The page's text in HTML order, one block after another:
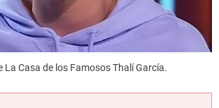
La Casa de los Famosos Thalí García.